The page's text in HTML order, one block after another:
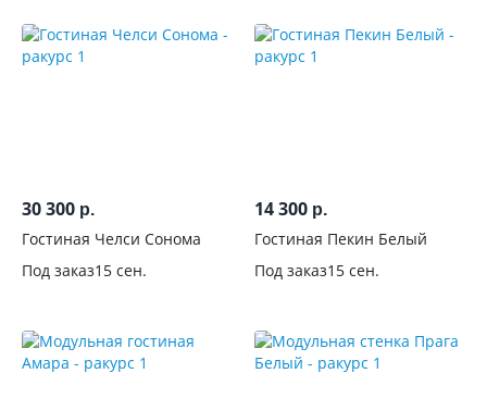
30 300 р.
Гостиная Челси Сонома
Под заказ15 сен.
14 300 р.
Гостиная Пекин Белый
Под заказ15 сен.
56
Серые
10
66
шимо
светлый